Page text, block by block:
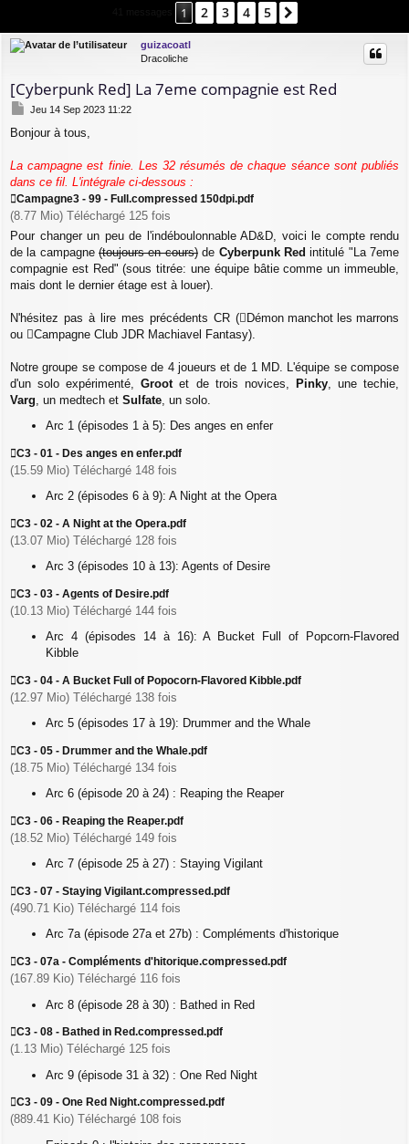
1 2 3 4 5
guizacoatl
Dracoliche
[Cyberpunk Red] La 7eme compagnie est Red
M
s
a
e
Jeu 14 Sep 2023 11:22
Bonjour à tous,
La campagne est finie. Les 32 résumés de chaque séance sont publiés
dans ce fil. L'intégrale ci-dessous :
Campagne3 - 99 - Full.compressed 150dpi.pdf
(8.77 Mio) Téléchargé 125 fois
Pour changer un peu de l'indéboulonnable AD&D, voici le compte rendu
de la campagne(toujours en cours)de Cyberpunk Red intitulé "La 7eme
compagnie est Red" (sous titrée: une équipe bâtie comme un immeuble,
mais dont le dernier étage est à louer).
N'hésitez pas à lire mes précédents CR ( Démon manchot les marrons
ou
Campagne Club JDR Machiavel Fantasy).
Notre groupe se compose de 4 joueurs et de 1 MD. L'équipe se compose
d'un solo expérimenté,Grootet de trois novices, Pinky, une techie,
Varg , un medtech et Sulfate , un solo.
Arc 1 (épisodes 1 à 5): Des anges en enfer
C3 - 01 - Des anges en enfer.pdf
(15.59 Mio) Téléchargé 148 fois
Arc 2 (épisodes 6 à 9): A Night at the Opera
C3 - 02 - A Night at the Opera.pdf
(13.07 Mio) Téléchargé 128 fois
Arc 3 (épisodes 10 à 13): Agents of Desire
C3 - 03 - Agents of Desire.pdf
(10.13 Mio) Téléchargé 144 fois
Arc 4 (épisodes 14 à 16): A Bucket Full of Popcorn-Flavored
Kibble
C3 - 04 - A Bucket Full of Popocorn-Flavored Kibble.pdf
(12.97 Mio) Téléchargé 138 fois
Arc 5 (épisodes 17 à 19): Drummer and the Whale
C3 - 05 - Drummer and the Whale.pdf
(18.75 Mio) Téléchargé 134 fois
Arc 6 (épisode 20 à 24) : Reaping the Reaper
C3 - 06 - Reaping the Reaper.pdf
(18.52 Mio) Téléchargé 149 fois
Arc 7 (épisode 25 à 27) : Staying Vigilant
C3 - 07 - Staying Vigilant.compressed.pdf
(490.71 Kio) Téléchargé 114 fois
Arc 7a (épisode 27a et 27b) : Compléments d'historique
C3 - 07a - Compléments d'hitorique.compressed.pdf
(167.89 Kio) Téléchargé 116 fois
Arc 8 (épisode 28 à 30) : Bathed in Red
C3 - 08 - Bathed in Red.compressed.pdf
(1.13 Mio) Téléchargé 125 fois
Arc 9 (épisode 31 à 32) : One Red Night
C3 - 09 - One Red Night.compressed.pdf
(889.41 Kio) Téléchargé 108 fois